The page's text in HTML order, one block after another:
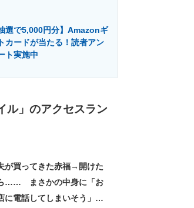
抽選で5,000円分】Amazonギ
カードが当たる！読者アン
ト実施中
ル」のアクセスラン
が買ってきた赤福→開けた
…… まさかの中身に「お
に電話してしまいそう」